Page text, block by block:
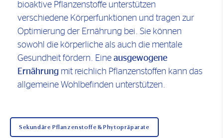
bioaktive Pflanzenstoffe unterstützen
verschiedene Körperfunktionen und tragen zur
Optimierung der Ernährung bei. Sie können
sowohl die körperliche als auch die mentale
Gesundheit fördern. Eine ausgewogene
Ernährung mit reichlich Pflanzenstoffen kann das
allgemeine Wohlbefinden unterstützen.
Sekundäre Pflanzenstoffe & Phytopräparate